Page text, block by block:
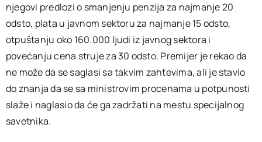
njegovi predlozi o smanjenju penzija za najmanje 20
odsto, plata u javnom sektoru za najmanje 15 odsto,
otpuštanju oko 160.000 ljudi iz javnog sektora i
povećanju cena struje za 30 odsto. Premijer je rekao da
ne može da se saglasi sa takvim zahtevima, ali je stavio
do znanja da se sa ministrovim procenama u potpunosti
slaže i naglasio da će ga zadržati na mestu specijalnog
savetnika.